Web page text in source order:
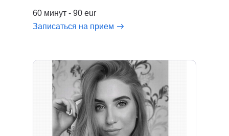
60 минут - 90 eur
Записаться на прием